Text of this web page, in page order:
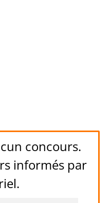
concours.
informés par